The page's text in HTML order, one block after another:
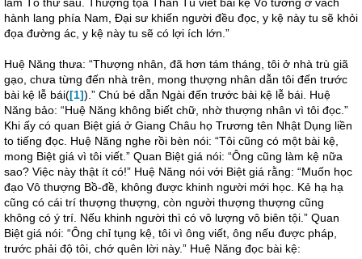
hành lang phía Nam, Đại sư khiến người đều đọc, y kệ này tu sẽ khỏi
đọa đường ác, y kệ này tu sẽ có lợi ích lớn.”
Huệ Năng thưa: “Thượng nhân, đã hơn tám tháng, tôi ở nhà trù giã
gạo, chưa từng đến nhà trên, mong thượng nhân dẫn tôi đến trước
bài kệ lễ bái([1]) .” Chú bé dẫn Ngài đến trước bài kệ lễ bái. Huệ
Năng bảo: “Huệ Năng không biết chữ, nhờ thượng nhân vì tôi đọc.”
Khi ấy có quan Biệt giá ở Giang Châu họ Trương tên Nhật Dụng liền
to tiếng đọc. Huệ Năng nghe rồi bèn nói: “Tôi cũng có một bài kệ,
mong Biệt giá vì tôi viết.” Quan Biệt giá nói: “Ông cũng làm kệ nữa
sao? Việc này thật ít có!” Huệ Năng nói với Biệt giá rằng: “Muốn học
đạo Vô thượng Bồ-đề, không được khinh người mới học. Kẻ hạ hạ
cũng có cái trí thượng thượng, còn người thượng thượng cũng
không có ý trí. Nếu khinh người thì có vô lượng vô biên tội.” Quan
Biệt giá nói: “Ông chỉ tụng kệ, tôi vì ông viết, ông nếu được pháp,
trước phải độ tôi, chớ quên lời này.” Huệ Năng đọc bài kệ: